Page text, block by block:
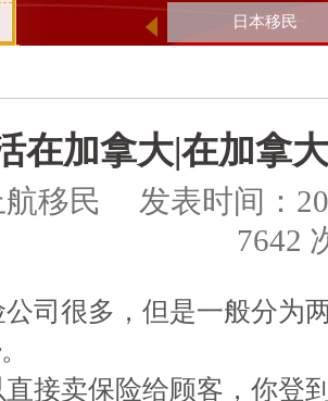
日本移民
在加拿大|在加拿
航移民 发表时间：
7642
司很多，但是一般分为
接卖保险给顾客，你登